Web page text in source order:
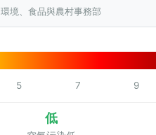
環境、食品與農村事務部
5 7 9
低